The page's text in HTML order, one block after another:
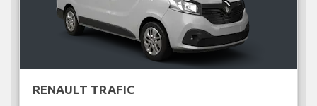
RENAULT TRAFIC